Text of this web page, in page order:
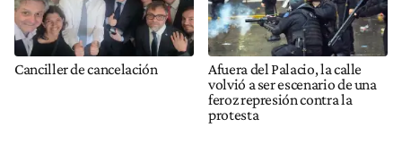
Canciller de cancelación
Afuera del Palacio, la calle
volvió a ser escenario de una
feroz represión contra la
protesta